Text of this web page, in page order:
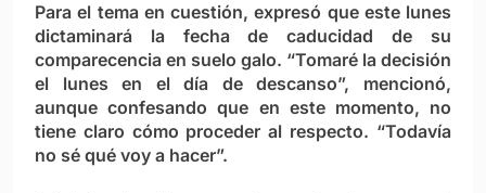
Para el tema en cuestión, expresó que este lunes
dictaminará la fecha de caducidad de su
comparecencia en suelo galo. “Tomaré la decisión
el lunes en el día de descanso”, mencionó,
aunque confesando que en este momento, no
tiene claro cómo proceder al respecto. “Todavía
no sé qué voy a hacer”.